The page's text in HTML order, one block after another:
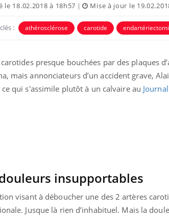
le 18.02.2018 à 18h57 | Mise à jour le
: athérosclérose carotide
presque bouchées par des plaques
mais annonciateurs d’un accident grave,
ce qui s'assimile plutôt à un calvaire au
insupportables
visant à déboucher une des 2 artères
Jusque là rien d’inhabituel. Mais la
Bébés, jeunes enfants :
Comment éviter une otite
les vacances ?
des